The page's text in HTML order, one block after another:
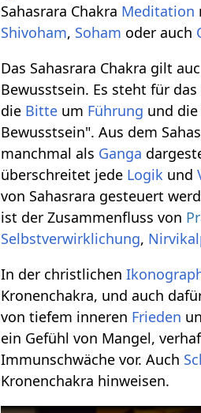
Sahasrara Chakra Meditation
Shivoham, Soham oder auch
Das Sahasrara Chakra gilt
Bewusstsein. Es steht für das
die Bitte um Führung und
Bewusstsein". Aus dem
manchmal als Ganga
überschreitet jede Logik und
von Sahasrara gesteuert
ist der Zusammenfluss von
Selbstverwirklichung,
In der christlichen
Kronenchakra, und auch
von tiefem inneren Frieden
ein Gefühl von Mangel,
Immunschwäche vor. Auch
Kronenchakra hinweisen.